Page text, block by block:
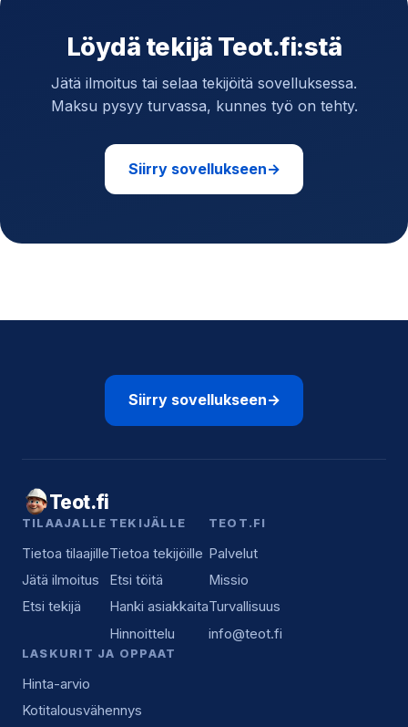
Löydä tekijä Teot.fi:stä
Jätä ilmoitus tai selaa tekijöitä sovelluksessa.
Maksu pysyy turvassa, kunnes työ on tehty.
Siirry sovellukseen→
Siirry sovellukseen→
Teot.fi
TILAAJALLE
Tietoa tilaajille
Jätä ilmoitus
Etsi tekijä
TEKIJÄLLE
Tietoa tekijöille
Etsi töitä
Hanki asiakkaita
Hinnoittelu
TEOT.FI
Palvelut
Missio
Turvallisuus
info@teot.fi
LASKURIT JA OPPAAT
Hinta-arvio
Kotitalousvähennys